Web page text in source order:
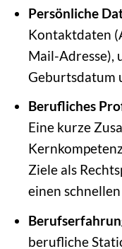
Persönliche
Kontaktdaten
Mail-Adresse),
Geburtsdatum
Berufliches
Eine kurze
Ziele als
einen
berufliche